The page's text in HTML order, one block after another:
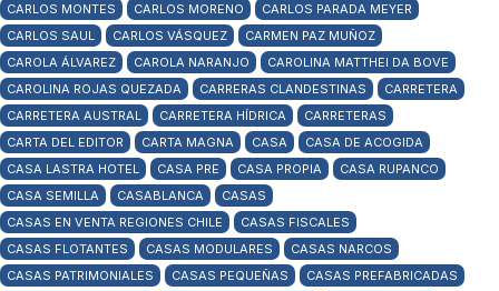
CARLOS MONTES
CARLOS MORENO
CARLOS PARADA MEYER
CARLOS SAUL
CARLOS VÁSQUEZ
CARMEN PAZ MUÑOZ
CAROLA ÁLVAREZ
CAROLA NARANJO
CAROLINA MATTHEI DA BOVE
CAROLINA ROJAS QUEZADA
CARRERAS CLANDESTINAS
CARRETERA
CARRETERA AUSTRAL
CARRETERA HÍDRICA
CARRETERAS
CARTA DEL EDITOR
CARTA MAGNA CASA
CASA DE ACOGIDA
CASA LASTRA HOTEL
CASA PRE CASA PROPIA
CASA RUPANCO
CASA SEMILLA
CASABLANCA
CASAS
CASAS EN VENTA REGIONES CHILE
CASAS FISCALES
CASAS FLOTANTES
CASAS MODULARES
CASAS NARCOS
CASAS PATRIMONIALES
CASAS PEQUEÑAS
CASAS PREFABRICADAS